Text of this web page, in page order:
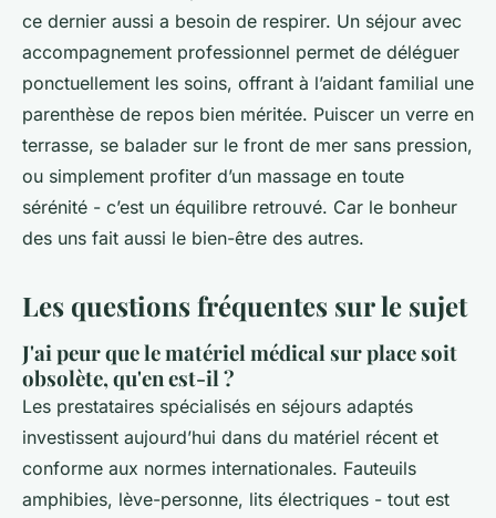
ce dernier aussi a besoin de respirer. Un séjour avec
accompagnement professionnel permet de déléguer
ponctuellement les soins, offrant à l’aidant familial une
parenthèse de repos bien méritée. Puiscer un verre en
terrasse, se balader sur le front de mer sans pression,
ou simplement profiter d’un massage en toute
sérénité - c’est un équilibre retrouvé. Car le bonheur
des uns fait aussi le bien-être des autres.
Les questions fréquentes sur le sujet
J'ai peur que le matériel médical sur place soit
obsolète, qu'en est-il ?
Les prestataires spécialisés en séjours adaptés
investissent aujourd’hui dans du matériel récent et
conforme aux normes internationales. Fauteuils
amphibies, lève-personne, lits électriques - tout est